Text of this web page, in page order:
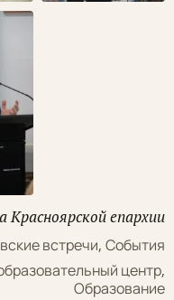
Красноярской епархии
встречи, События
центр,
Образование